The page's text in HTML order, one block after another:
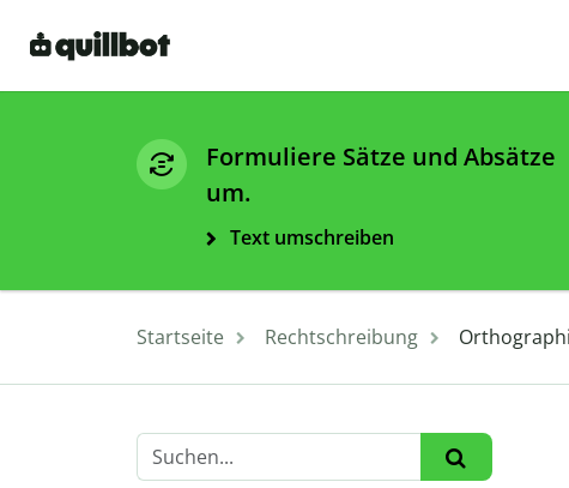
Formuliere Sätze und Absätze
um.
Text umschreiben
Startseite Rechtschreibung